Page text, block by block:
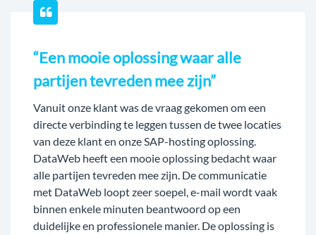
“Een mooie oplossing waar alle
partijen tevreden mee zijn”
Vanuit onze klant was de vraag gekomen om een
directe verbinding te leggen tussen de twee locaties
van deze klant en onze SAP-hosting oplossing.
DataWeb heeft een mooie oplossing bedacht waar
alle partijen tevreden mee zijn. De communicatie
met DataWeb loopt zeer soepel, e-mail wordt vaak
binnen enkele minuten beantwoord op een
duidelijke en professionele manier. De oplossing is